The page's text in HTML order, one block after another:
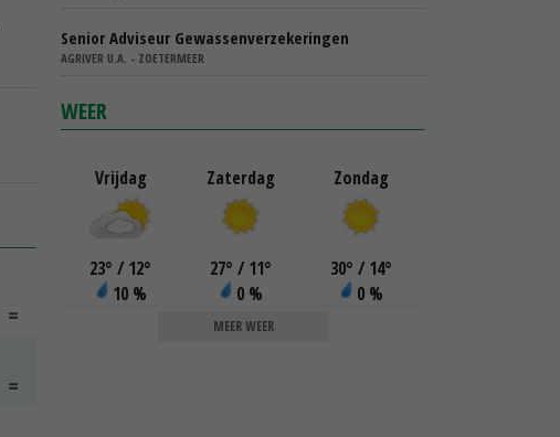
Senior Adviseur Gewassenverzekeringen
AGRIVER U.A. - ZOETERMEER
WEER
Vrijdag
23° / 12°
10 %
Zaterdag
27° / 11°
0 %
Zondag
30° / 14°
0 %
MEER WEER